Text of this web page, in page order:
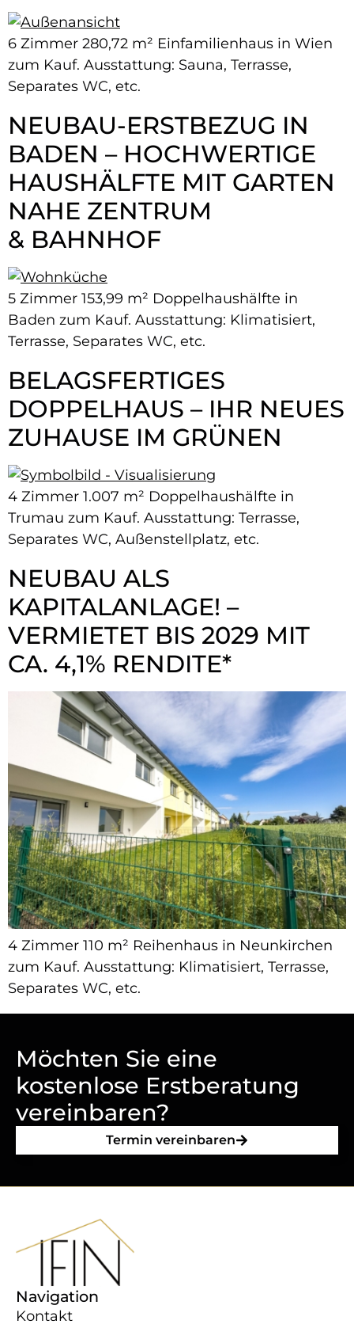
6 Zimmer 280,72 m² Einfamilienhaus in Wien
zum Kauf. Ausstattung: Sauna, Terrasse,
Separates WC, etc.
NEUBAU-​ERSTBEZUG IN
BADEN – HOCHWERTIGE
HAUSHÄLFTE MIT GARTEN
NAHE ZENTRUM
& BAHNHOF
5 Zimmer 153,99 m² Doppelhaushälfte in
Baden zum Kauf. Ausstattung: Klimatisiert,
Terrasse, Separates WC, etc.
BELAGSFERTIGES
DOPPELHAUS – IHR NEUES
ZUHAUSE IM GRÜNEN
4 Zimmer 1.007 m² Doppelhaushälfte in
Trumau zum Kauf. Ausstattung: Terrasse,
Separates WC, Außenstellplatz, etc.
NEUBAU ALS
KAPITALANLAGE! –
VERMIETET BIS 2029 MIT
CA. 4,1% RENDITE*
4 Zimmer 110 m² Reihenhaus in Neunkirchen
zum Kauf. Ausstattung: Klimatisiert, Terrasse,
Separates WC, etc.
Möchten Sie eine
kostenlose Erstberatung
vereinbaren?
Termin vereinbaren
Navigation
Kontakt